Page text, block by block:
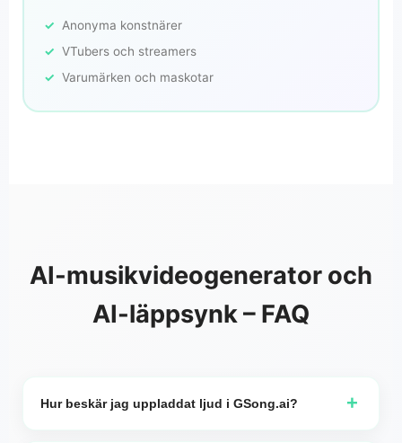
Anonyma konstnärer
VTubers och streamers
Varumärken och maskotar
AI-musikvideogenerator och
AI-läppsynk – FAQ
Hur beskär jag uppladdat ljud i GSong.ai? +